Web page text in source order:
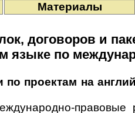
Материалы
договоров и
языке по
по проектам на